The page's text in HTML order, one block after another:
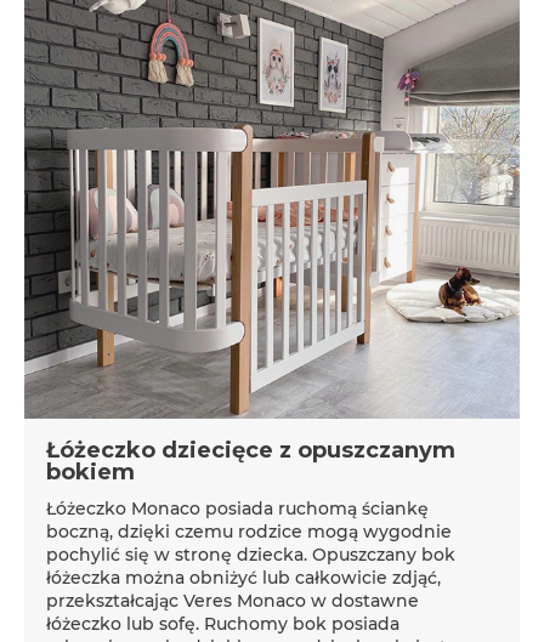
Łóżeczko dziecięce z opuszczanym
bokiem
Łóżeczko Monaco posiada ruchomą ściankę
boczną, dzięki czemu rodzice mogą wygodnie
pochylić się w stronę dziecka. Opuszczany bok
łóżeczka można obniżyć lub całkowicie zdjąć,
przekształcając Veres Monaco w dostawne
łóżeczko lub sofę. Ruchomy bok posiada